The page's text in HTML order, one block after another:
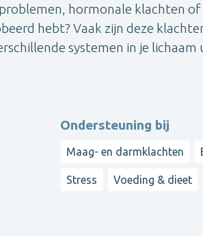
hormonale klachten of
hebt? Vaak zijn deze
systemen in je lichaam
Ondersteuning bij
Maag- en darmklachten
Stress Voeding & dieet